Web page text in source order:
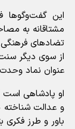
این
مشتاقانه به
تضاد‌های
از سوی دیگر
عنوان نماد
او پادشاهی است
و عدالت
باور و طرز فکری